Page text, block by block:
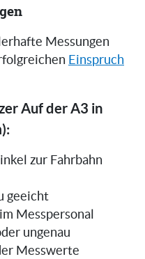
Messungen
Einspruch
Auf der A3 in
zur Fahrbahn
geeicht
Messpersonal
ungenau
Messwerte